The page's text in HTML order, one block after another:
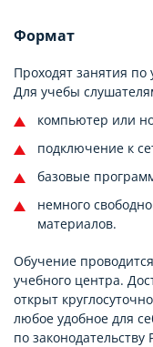
Формат
Проходят занятия
Для учебы
компьютер или
подключение к
базовые
немного
материалов.
Обучение
учебного центра.
открыт
любое удобное для
по законодательству